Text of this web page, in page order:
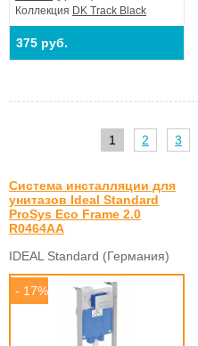
Коллекция DK Track Black
375 руб.
1 2 3
Система инсталляции для
унитазов Ideal Standard
ProSys Eco Frame 2.0
R0464AA
IDEAL Standard (Германия)
- 17%